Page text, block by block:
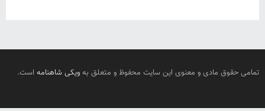
تمامی حقوق مادی و معنوی این سایت محفوظ و متعلق به ویکی شاهنامه است.